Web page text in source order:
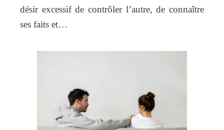
désir excessif de contrôler l’autre, de connaître
ses faits et…